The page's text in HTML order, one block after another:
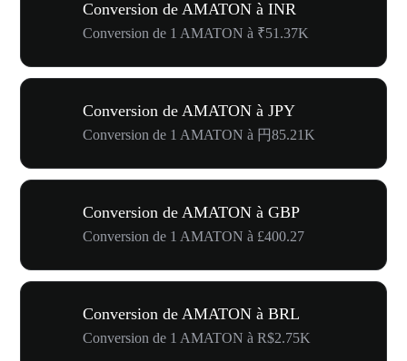
Conversion de AMATON à INR
Conversion de 1 AMATON à ₹51.37K
Conversion de AMATON à JPY
Conversion de 1 AMATON à 円85.21K
Conversion de AMATON à GBP
Conversion de 1 AMATON à £400.27
Conversion de AMATON à BRL
Conversion de 1 AMATON à R$2.75K